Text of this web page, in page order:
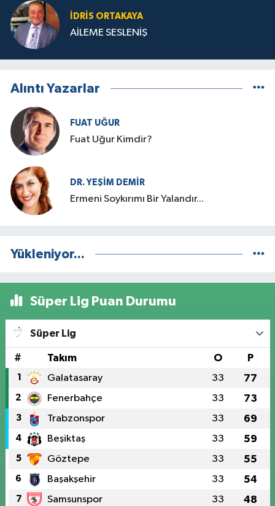
İDRIS ORTAKAYA
AİLEME SESLENİŞ
Alıntı Yazarlar
FUAT UĞUR
Fuat Uğur Kimdir?
DR. YEŞIM DEMİR
Ermeni Soykırımı Bir Yalandır...
Yükleniyor...
Süper Lig Puan Durumu
Süper Lig
# Takım O P
1 Galatasaray 33 77
2 Fenerbahçe 33 73
3 Trabzonspor 33 69
4 Beşiktaş 33 59
5 Göztepe 33 55
6 Başakşehir 33 54
7 Samsunspor 33 48